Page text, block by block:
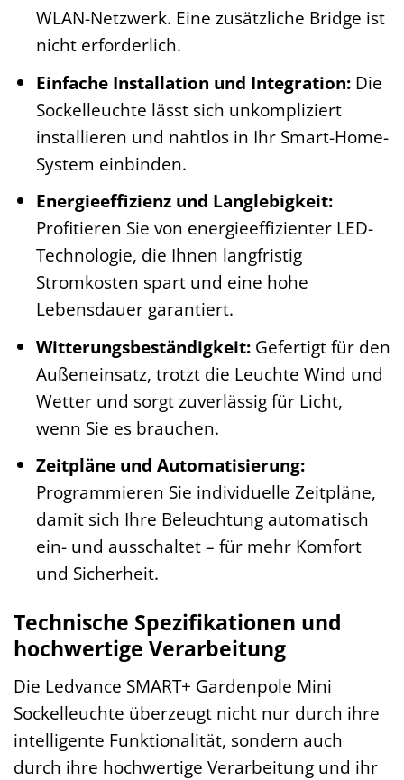
WLAN-Netzwerk. Eine zusätzliche Bridge ist
nicht erforderlich.
Einfache Installation und Integration:Die
Sockelleuchte lässt sich unkompliziert
installieren und nahtlos in Ihr Smart-Home-
System einbinden.
Energieeffizienz und Langlebigkeit:
Profitieren Sie von energieeffizienter LED-
Technologie, die Ihnen langfristig
Stromkosten spart und eine hohe
Lebensdauer garantiert.
Witterungsbeständigkeit:Gefertigt für den
Außeneinsatz, trotzt die Leuchte Wind und
Wetter und sorgt zuverlässig für Licht,
wenn Sie es brauchen.
Zeitpläne und Automatisierung:
Programmieren Sie individuelle Zeitpläne,
damit sich Ihre Beleuchtung automatisch
ein- und ausschaltet – für mehr Komfort
und Sicherheit.
Technische Spezifikationen und
hochwertige Verarbeitung
Die Ledvance SMART+ Gardenpole Mini
Sockelleuchte überzeugt nicht nur durch ihre
intelligente Funktionalität, sondern auch
durch ihre hochwertige Verarbeitung und ihr